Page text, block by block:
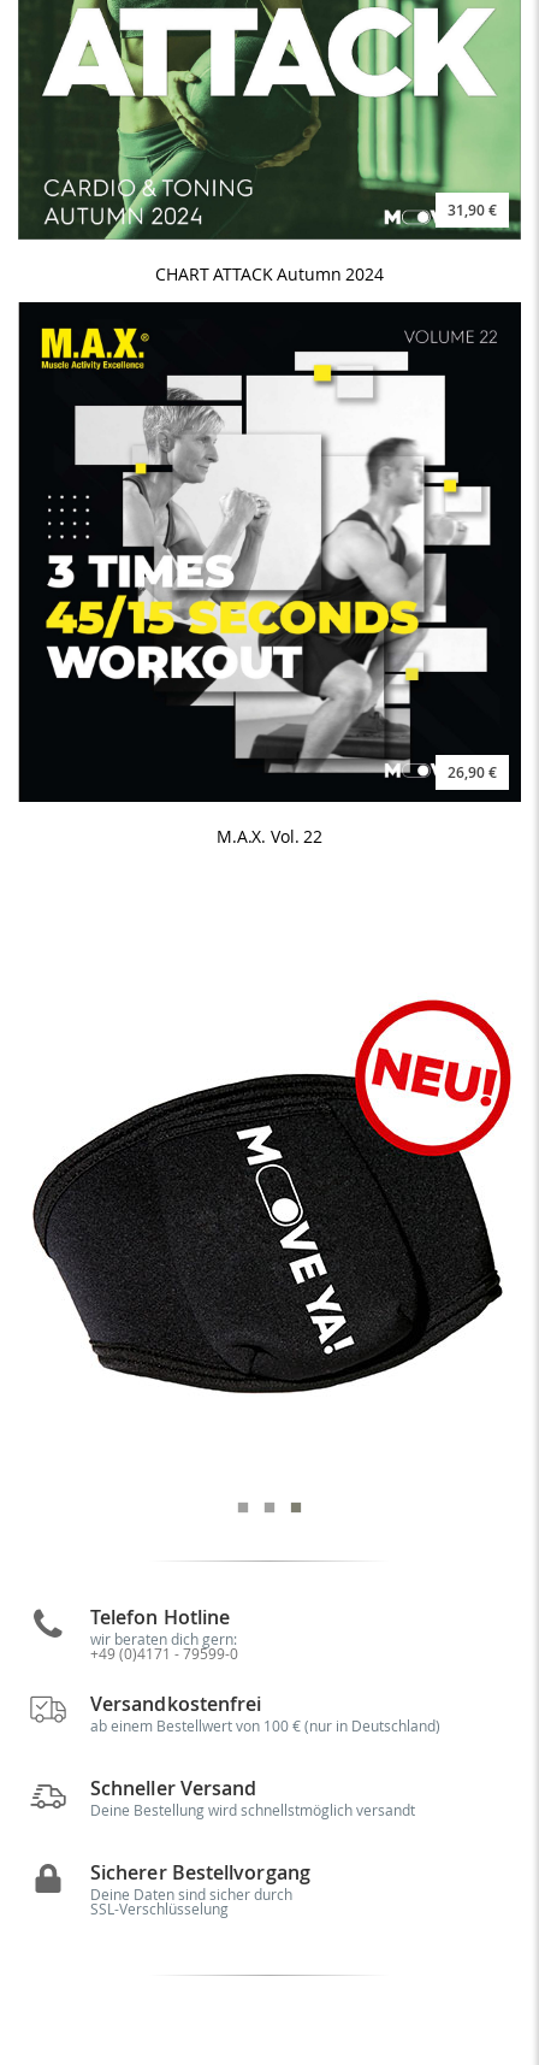
31,90 €
CHART ATTACK Autumn 2024
26,90 €
M.A.X. Vol. 22
Telefon Hotline
wir beraten dich gern:
+49 (0)4171 - 79599-0
Versandkostenfrei
ab einem Bestellwert von 100 € (nur in Deutschland)
Schneller Versand
Deine Bestellung wird schnellstmöglich versandt
Sicherer Bestellvorgang
Deine Daten sind sicher durch
SSL-Verschlüsselung